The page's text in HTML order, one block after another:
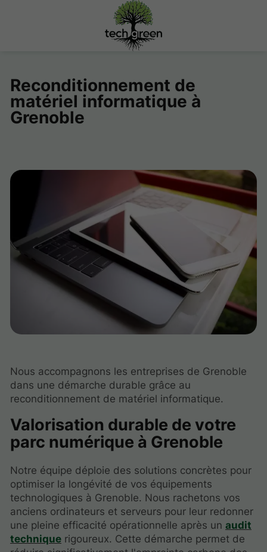
Reconditionnement de
matériel informatique à
Grenoble
Nous accompagnons les entreprises de Grenoble
dans une démarche durable grâce au
reconditionnement de matériel informatique.
Valorisation durable de votre
parc numérique à Grenoble
Notre équipe déploie des solutions concrètes pour
optimiser la longévité de vos équipements
technologiques à Grenoble. Nous rachetons vos
anciens ordinateurs et serveurs pour leur redonner
une pleine efficacité opérationnelle après un audit
technique rigoureux. Cette démarche permet de